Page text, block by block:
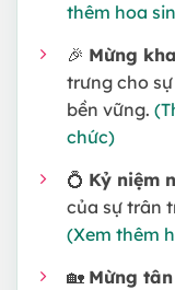
thêm hoa
🎉 Mừng
trưng cho
bền vững.
chức)
💍 Kỷ niệm
của sự trân
(Xem thêm
🏡 Mừng